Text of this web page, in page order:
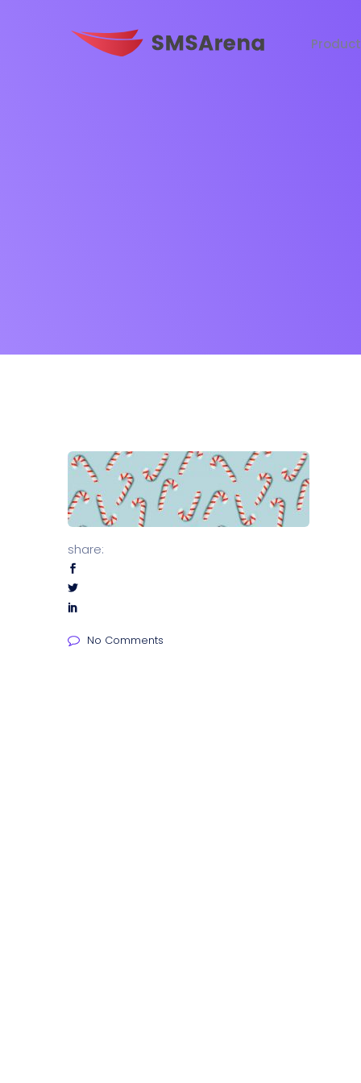
share:
No Comments